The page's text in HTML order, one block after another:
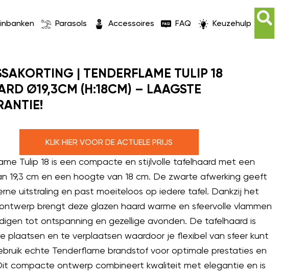
Parasols Accessoires FAQ Keuzehulp
| TENDERFLAME TULIP 18
Ø19,3CM (H:18CM) – LAAGSTE
KLIK HIER VOOR DE ACTUELE PRIJS
Tulip 18 is een compacte en stijlvolle tafelhaard met een
19,3 cm en een hoogte van 18 cm. De zwarte afwerking geeft
uitstraling en past moeiteloos op iedere tafel. Dankzij het
brengt deze glazen haard warme en sfeervolle vlammen
tot ontspanning en gezellige avonden. De tafelhaard is
plaatsen en te verplaatsen waardoor je flexibel van sfeer kunt
echte Tenderflame brandstof voor optimale prestaties en
compacte ontwerp combineert kwaliteit met elegantie en is